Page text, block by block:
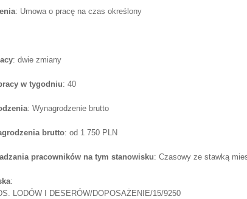
: Umowa o pracę na czas określony
: dwie zmiany
w tygodniu: 40
: Wynagrodzenie brutto
brutto: od 1 750 PLN
pracowników na tym stanowisku: Czasowy ze stawką
:
LODÓW I DESERÓW/DOPOSAŻENIE/15/9250